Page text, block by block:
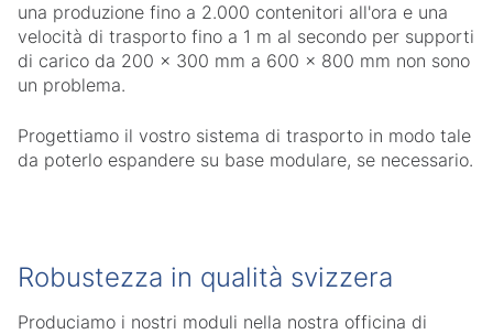
una produzione fino a 2.000 contenitori all'ora e una
velocità di trasporto fino a 1 m al secondo per supporti
di carico da 200 x 300 mm a 600 x 800 mm non sono
un problema.
Progettiamo il vostro sistema di trasporto in modo tale
da poterlo espandere su base modulare, se necessario.
Robustezza in qualità svizzera
Produciamo i nostri moduli nella nostra officina di